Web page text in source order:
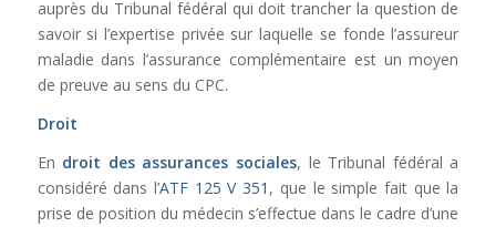
auprès du Tribunal fédéral qui doit trancher la question de
savoir si l’expertise privée sur laquelle se fonde l’assureur
maladie dans l’assurance complémentaire est un moyen
de preuve au sens du CPC.
Droit
En droit des assurances sociales, le Tribunal fédéral a
considéré dans l’ATF 125 V 351 , que le simple fait que la
prise de position du médecin s’effectue dans le cadre d’une